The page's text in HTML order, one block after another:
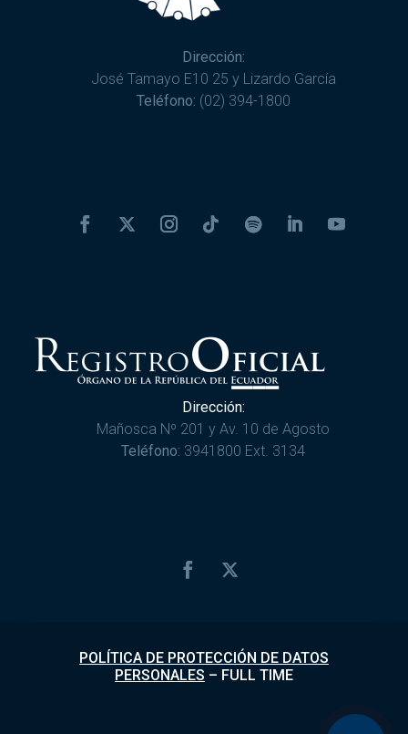
Dirección:
José Tamayo E10 25 y Lizardo García
Teléfono: (02) 394-1800
Dirección:
Mañosca Nº 201 y Av. 10 de Agosto
Teléfono: 3941800 Ext. 3134
POLÍTICA DE PROTECCIÓN DE DATOS
PERSONALES – FULL TIME